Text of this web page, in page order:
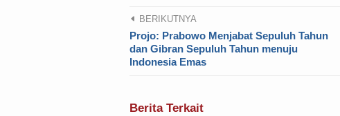
BERIKUTNYA
Projo: Prabowo Menjabat Sepuluh Tahun
dan Gibran Sepuluh Tahun menuju
Indonesia Emas
Berita Terkait